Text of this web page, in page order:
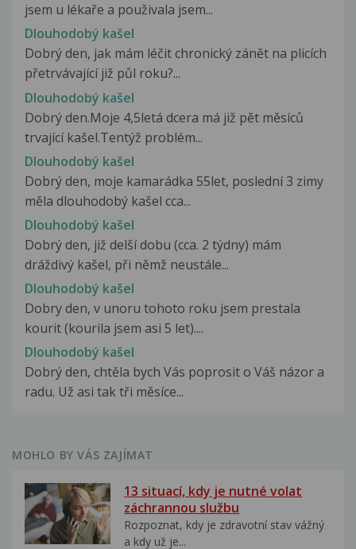
jsem u lékaře a použivala jsem...
Dlouhodobý kašel
Dobrý den, jak mám léčit chronický zánět na plicích
přetrvávající již půl roku?...
Dlouhodobý kašel
Dobrý den.Moje 4,5letá dcera má již pět měsíců
trvající kašel.Tentýž problém...
Dlouhodobý kašel
Dobrý den, moje kamarádka 55let, poslední 3 zimy
měla dlouhodobý kašel cca...
Dlouhodobý kašel
Dobrý den, již delší dobu (cca. 2 týdny) mám
dráždivý kašel, při němž neustále...
Dlouhodobý kašel
Dobry den, v unoru tohoto roku jsem prestala
kourit (kourila jsem asi 5 let)....
Dlouhodobý kašel
Dobrý den, chtěla bych Vás poprosit o Váš názor a
radu. Už asi tak tři měsíce...
MOHLO BY VÁS ZAJÍMAT
13 situací, kdy je nutné volat
záchrannou službu
Rozpoznat, kdy je zdravotní stav vážný
a kdy už je...